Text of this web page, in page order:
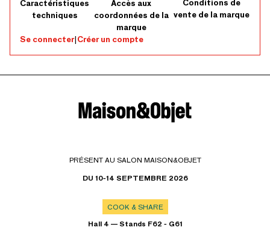
Caractéristiques
techniques
Accès aux
coordonnées de la
marque
Conditions de
vente de la marque
Se connecter|Créer un compte
PRÉSENT AU SALON MAISON&OBJET
DU 10-14 SEPTEMBRE 2026
COOK & SHARE
Hall 4 — Stands F62 - G61